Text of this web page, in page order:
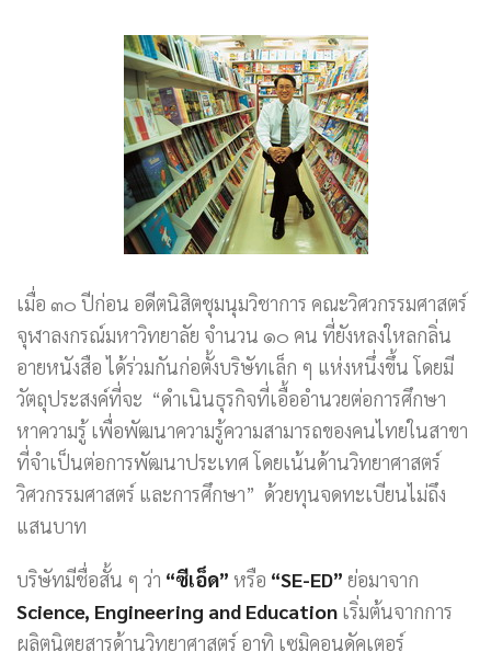
เมื่อ ๓๐ ปีก่อน อดีตนิสิตชุมนุมวิชาการ คณะวิศวกรรมศาสตร์
จุฬาลงกรณ์มหาวิทยาลัย จำนวน ๑๐ คน ที่ยังหลงใหลกลิ่น
อายหนังสือ ได้ร่วมกันก่อตั้งบริษัทเล็ก ๆ แห่งหนึ่งขึ้น โดยมี
วัตถุประสงค์ที่จะ “ดำเนินธุรกิจที่เอื้ออำนวยต่อการศึกษา
หาความรู้ เพื่อพัฒนาความรู้ความสามารถของคนไทยในสาขา
ที่จำเป็นต่อการพัฒนาประเทศ โดยเน้นด้านวิทยาศาสตร์
วิศวกรรมศาสตร์ และการศึกษา” ด้วยทุนจดทะเบียนไม่ถึง
แสนบาท
บริษัทมีชื่อสั้น ๆ ว่า “ซีเอ็ด” หรือ “SE-ED” ย่อมาจาก
Science, Engineering and Education เริ่มต้นจากการ
ผลิตนิตยสารด้านวิทยาศาสตร์ อาทิ เซมิคอนดัคเตอร์